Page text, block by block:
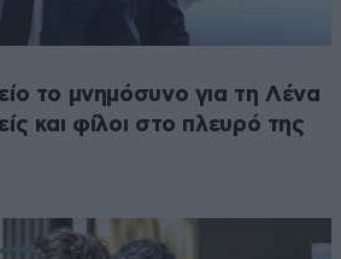
το μνημόσυνο για τη Λένα
και φίλοι στο πλευρό της